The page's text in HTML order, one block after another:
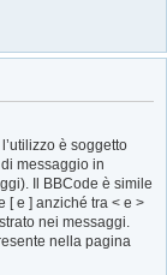
è soggetto
messaggio in
Il BBCode è simile
[ e ] anziché tra < e >
nei messaggi.
nella pagina